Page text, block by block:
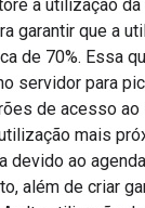
a utilização
garantir que a
de 70%. Essa
servidor para
de acesso ao
mais
devido ao
além de criar